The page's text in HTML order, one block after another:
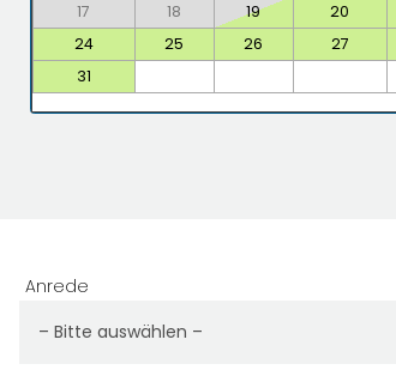
17
18 19 20
24
25 26 27
31
Anrede